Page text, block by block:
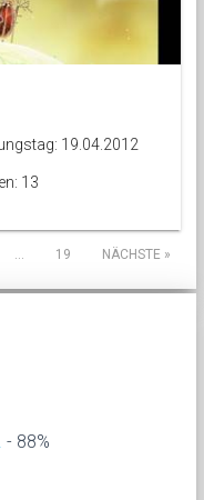
19.04.2012
13
… 19 NÄCHSTE »
- 88%